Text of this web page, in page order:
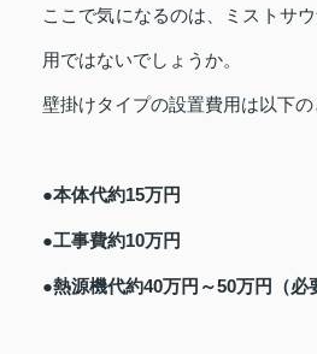
ここで気になるのは、ミストサ
用ではないでしょうか。
壁掛けタイプの設置費用は以下の
●本体代約15万円
●工事費約10万円
●熱源機代約40万円～50万円（必